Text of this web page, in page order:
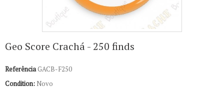
Geo Score Crachá - 250 finds
ReferênciaGACB-F250
Condition: Novo